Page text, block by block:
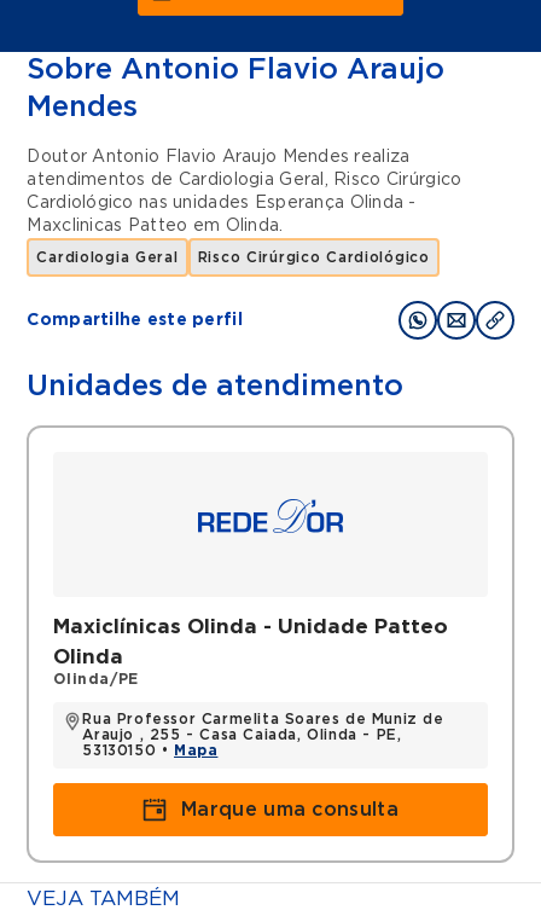
Sobre Antonio Flavio Araujo
Mendes
Doutor Antonio Flavio Araujo Mendes realiza
atendimentos de Cardiologia Geral , Risco Cirúrgico
Cardiológico nas unidades
Esperança Olinda -
Maxclinicas Patteo em Olinda.
Cardiologia Geral Risco Cirúrgico Cardiológico
Compartilhe este perfil
Unidades de atendimento
Maxiclínicas Olinda - Unidade Patteo
Olinda
Olinda/PE
Rua Professor Carmelita Soares de Muniz de
Araujo , 255 - Casa Caiada, Olinda - PE,
53130150 •
Mapa
Marque uma consulta
VEJA TAMBÉM